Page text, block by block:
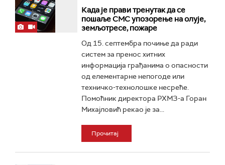
Када је прави тренутак да се
пошаље СМС упозорење на олује,
земљотресе, пожаре
Од 15. септембра почиње да ради
систем за пренос хитних
информација грађанима о опасности
од елементарне непогоде или
техничко-технолошке несреће.
Помоћник директора РХМЗ-а Горан
Михајловић рекао је за...
Прочитај